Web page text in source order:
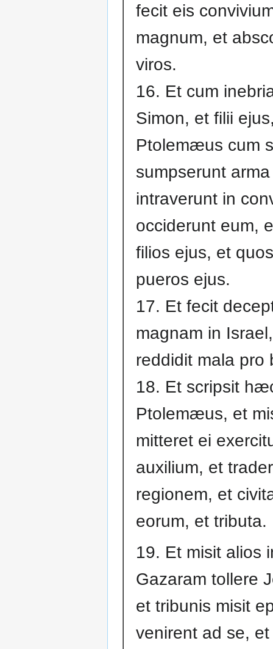
fecit eis
magnum, et
viros.
16. Et cum
Simon, et filii
Ptolemæus cum
sumpserunt
intraverunt in
occiderunt eum,
filios ejus, et
pueros ejus.
17. Et fecit
magnam in
reddidit mala pro
18. Et scripsit
Ptolemæus, et
mitteret ei
auxilium, et
regionem, et
eorum, et tributa.
19. Et misit alios
Gazaram tollere
et tribunis misit
venirent ad se,